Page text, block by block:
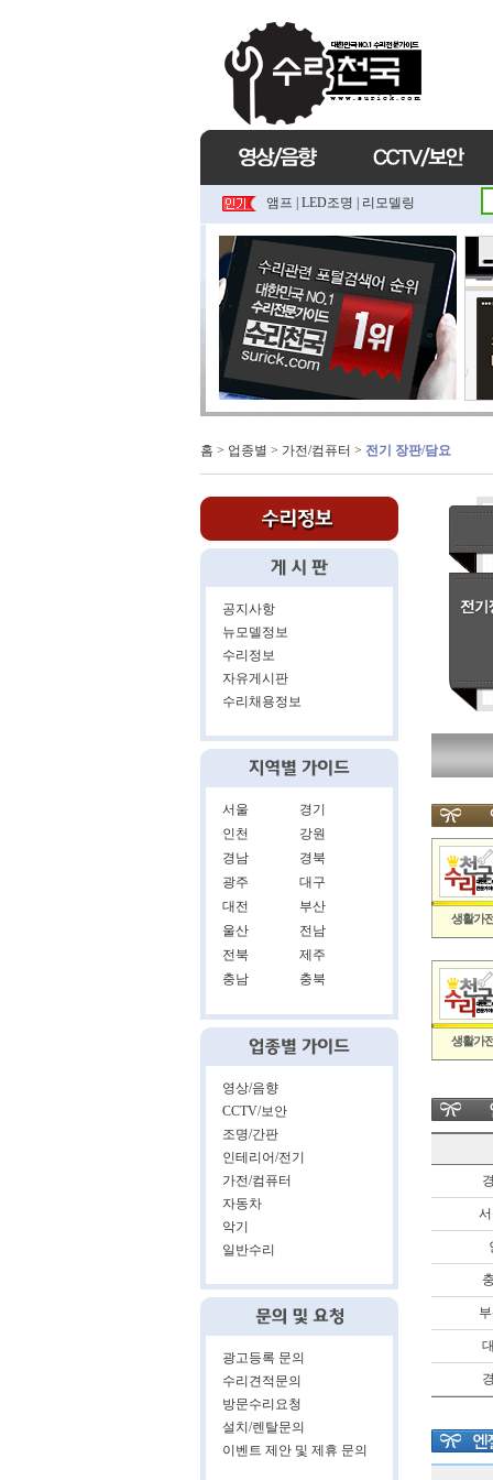
앰프 LED조명 리모델링
홈 > 업종별 > 가전/컴퓨터 > 전기 장판/담요
공지사항
뉴모델정보
수리정보
자유게시판
수리채용정보
서울
경기
인천
강원
경남
경북
광주
대구
대전
부산
울산
전남
전북
제주
충남
충북
영상/음향
CCTV/보안
조명/간판
인테리어/전기
가전/컴퓨터
자동차
악기
일반수리
광고등록 문의
수리견적문의
방문수리요청
설치/렌탈문의
이벤트 제안 및 제휴 문의
생활가
생활가